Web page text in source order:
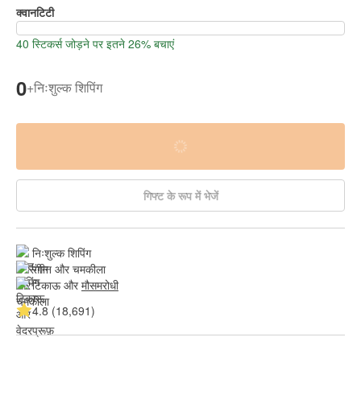
क्वानटिटी
40 स्टिकर्स जोड़ने पर इतने 26% बचाएं
0+निःशुल्क शिपिंग
गिफ्ट के रूप में भेजें
निःशुल्क शिपिंग
रंगीन और चमकीला
टिकाऊ और मौसमरोधी
4.8 (18,691)